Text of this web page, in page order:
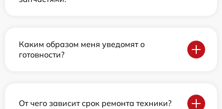
Каким образом меня уведомят о
готовности?
От чего зависит срок ремонта техники?